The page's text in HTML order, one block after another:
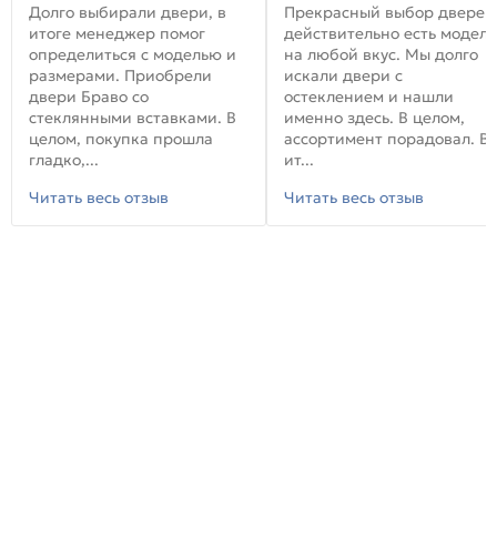
Долго выбирали двери, в
итоге менеджер помог
определиться с моделью и
размерами. Приобрели
двери Браво со
стеклянными вставками. В
целом, покупка прошла
гладко,...
Читать весь отзыв
Прекрасный выбор
действительно есть модели
на любой вкус. Мы долго
искали двери с
остеклением и нашли
именно здесь. В целом,
ассортимент порадовал. В
ит...
Читать весь отзыв